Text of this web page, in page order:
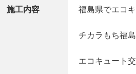
施工内容 福島県でエコ
チカラもち福
エコキュート